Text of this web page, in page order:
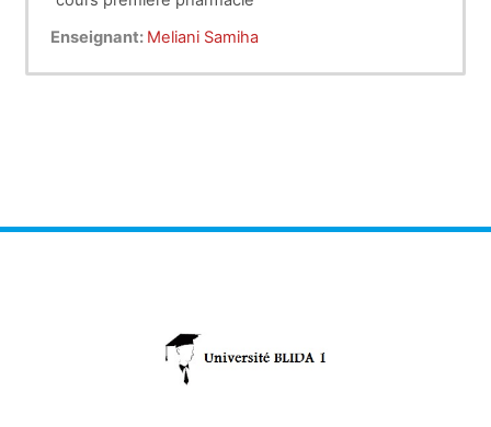
Enseignant: Meliani Samiha